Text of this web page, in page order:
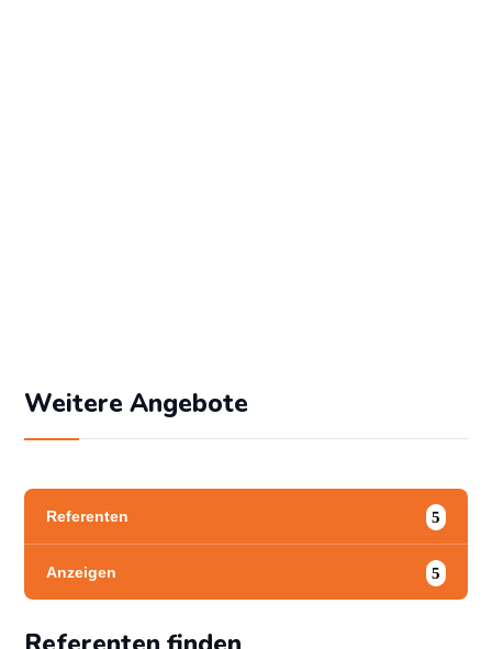
Weitere Angebote
Referenten
Anzeigen